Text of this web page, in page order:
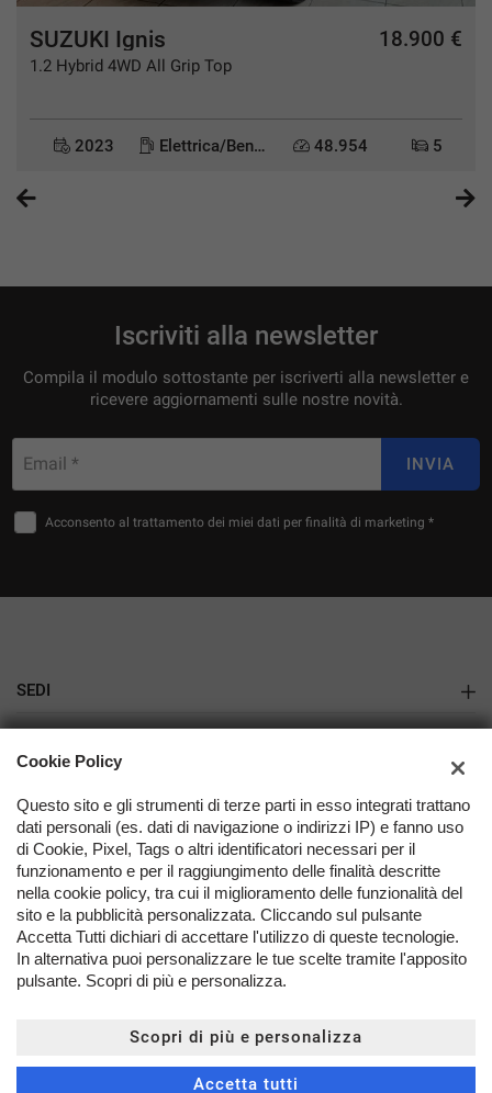
SUZUKI Ignis
1.2 Hybrid 4WD All Grip Top
18.900 €
2023 Elettrica/Benzina 48.954 5
Iscriviti alla newsletter
Compila il modulo sottostante per iscriverti alla newsletter e
ricevere aggiornamenti sulle nostre novità.
Email * INVIA
Acconsento al trattamento dei miei dati per finalità di marketing *
SEDI
Varese
AZIENDA
Contatti
TORNA IN CIMA
Copyright © 2026 Millcar Srl - P.IVA 01212400129 -Leggi
l'informativa sulla privacy -Cookie Policy
Cookie Policy
Questo sito e gli strumenti di terze parti in esso integrati trattano
dati personali (es. dati di navigazione o indirizzi IP) e fanno uso
di Cookie, Pixel, Tags o altri identificatori necessari per il
funzionamento e per il raggiungimento delle finalità descritte
nella cookie policy, tra cui il miglioramento delle funzionalità del
sito e la pubblicità personalizzata. Cliccando sul pulsante
Accetta Tutti dichiari di accettare l'utilizzo di queste tecnologie.
In alternativa puoi personalizzare le tue scelte tramite l'apposito
pulsante. Scopri di più e personalizza.
Scopri di più e personalizza
Accetta tutti